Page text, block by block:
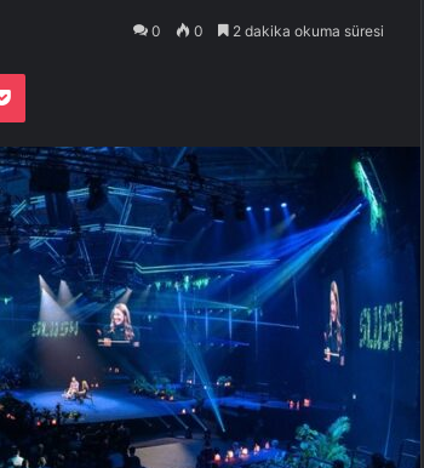
0 0 2 dakika okuma süresi
Pocket